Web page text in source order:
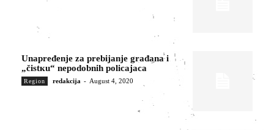
Unapređenje za prebijanje građana i
„čistкu“ nepodobnih policajaca
Region redakcija - August 4, 2020